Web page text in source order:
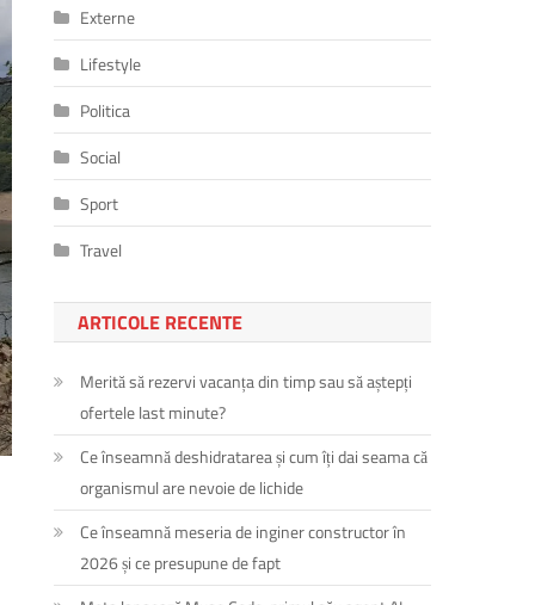
Externe
Lifestyle
Politica
Social
Sport
Travel
ARTICOLE RECENTE
Merită să rezervi vacanța din timp sau să aștepți
ofertele last minute?
Ce înseamnă deshidratarea și cum îți dai seama că
organismul are nevoie de lichide
Ce înseamnă meseria de inginer constructor în
2026 și ce presupune de fapt